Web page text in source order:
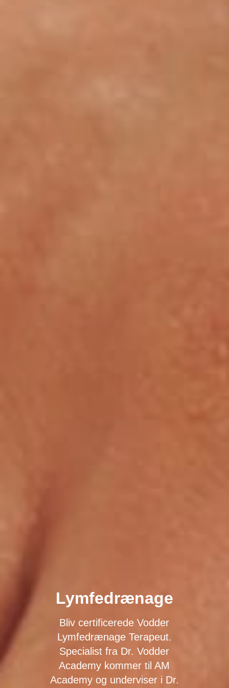
Lymfedrænage
Bliv certificerede Vodder
Lymfedrænage Terapeut.
Specialist fra Dr. Vodder
Academy kommer til AM
Academy og underviser i Dr.